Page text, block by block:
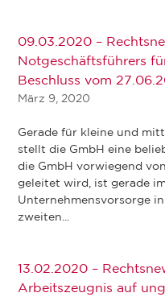
09.03.2020 –
Notgeschäftsführers
Beschluss vom
März 9, 2020
Gerade für kleine und
stellt die GmbH eine
die GmbH vorwiegend
geleitet wird, ist gerade
Unternehmensvorsorge
zweiten...
13.02.2020 –
Arbeitszeugnis auf